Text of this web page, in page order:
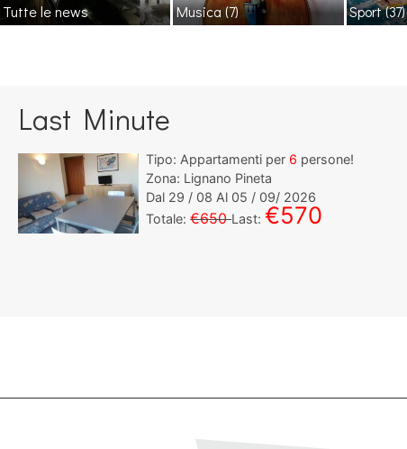
Tutte le news Musica(7) Sport(37)
Last Minute
Tipo: Appartamenti per 6 persone!
Zona: Lignano Pineta
Dal 29 / 08 Al 05 / 09/ 2026
Totale:€650Last:€570